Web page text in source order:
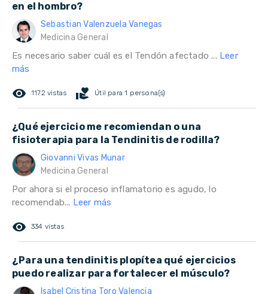
en el hombro?
Sebastian Valenzuela Vanegas
Medicina General
Es necesario saber cuál es el Tendón afectado ... Leer
más
remove_red_eye 1172 vistas volunteer_activism Útil para 1 persona(s)
¿Qué ejercicio me recomiendan o una
fisioterapia para la Tendinitis de rodilla?
Giovanni Vivas Munar
Medicina General
Por ahora si el proceso inflamatorio es agudo, lo
recomendab... Leer más
remove_red_eye 334 vistas
¿Para una tendinitis plopítea qué ejercicios
puedo realizar para fortalecer el músculo?
Isabel Cristina Toro Valencia